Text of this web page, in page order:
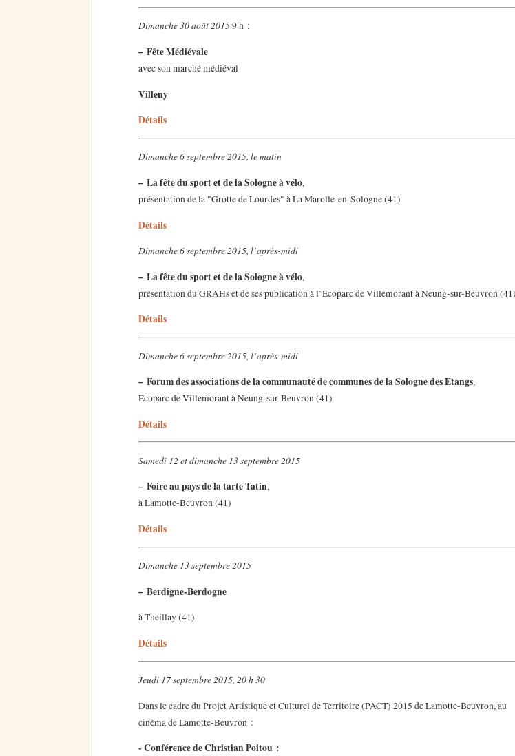
Dimanche 30 août 20159 h :
– Fête Médiévale
avec son marché médiéval
Villeny
Détails
Dimanche 6 septembre 2015, le matin
– La fête du sport et de la Sologne à vélo,
présentation de la "Grotte de Lourdes" à La Marolle-en-Sologne (41)
Détails
Dimanche 6 septembre 2015, l’après-midi
– La fête du sport et de la Sologne à vélo,
présentation du GRAHs et de ses publication à l’Ecoparc de Villemorant à Neung-sur-Beuvron (41)
Détails
Dimanche 6 septembre 2015, l’après-midi
– Forum des associations de la communauté de communes de la Sologne des Etangs,
Ecoparc de Villemorant à Neung-sur-Beuvron (41)
Détails
Samedi 12 et dimanche 13 septembre 2015
– Foire au pays de la tarte Tatin,
à Lamotte-Beuvron (41)
Détails
Dimanche 13 septembre 2015
– Berdigne-Berdogne
à Theillay (41)
Détails
Jeudi 17 septembre 2015, 20 h 30
Dans le cadre du Projet Artistique et Culturel de Territoire (PACT) 2015 de Lamotte-Beuvron, au
cinéma de Lamotte-Beuvron :
- Conférence de Christian Poitou :